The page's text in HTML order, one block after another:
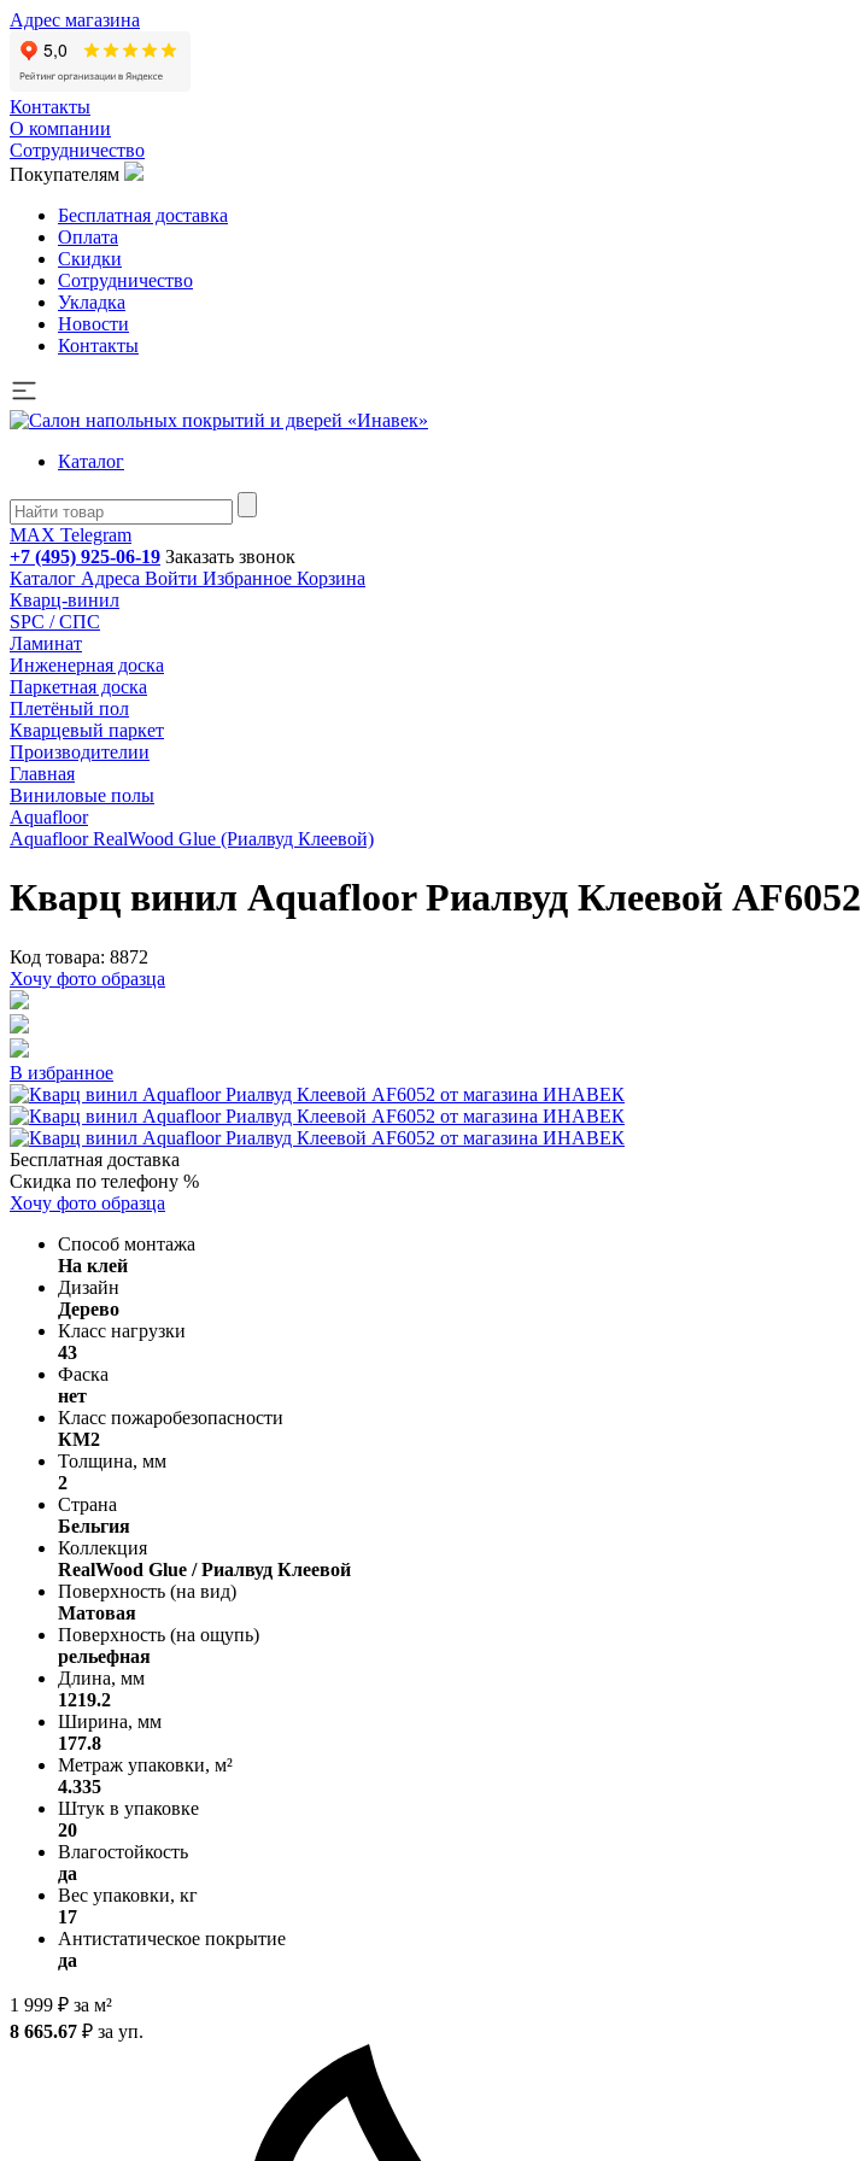
Адрес магазина
Контакты
О компании
Сотрудничество
Покупателям
Бесплатная доставка
Оплата
Скидки
Сотрудничество
Укладка
Новости
Контакты
Каталог
MAX Telegram
+7 (495) 925-06-19 Заказать звонок
Каталог Адреса Войти Избранное Корзина
Кварц-винил
SPC / СПС
Ламинат
Инженерная доска
Паркетная доска
Плетёный пол
Кварцевый паркет
Производителии
Главная
Виниловые полы
Aquafloor
Aquafloor RealWood Glue (Риалвуд Клеевой)
Кварц винил Aquafloor Риалвуд Клеевой AF6052
Код товара: 8872
Хочу фото образца
В избранное
Бесплатная доставка
Скидка по телефону %
Хочу фото образца
Способ монтажа
На клей
Дизайн
Дерево
Класс нагрузки
43
Фаска
нет
Класс пожаробезопасности
КМ2
Толщина, мм
2
Страна
Бельгия
Коллекция
RealWood Glue / Риалвуд Клеевой
Поверхность (на вид)
Матовая
Поверхность (на ощупь)
рельефная
Длина, мм
1219.2
Ширина, мм
177.8
Метраж упаковки, м²
4.335
Штук в упаковке
20
Влагостойкость
да
Вес упаковки, кг
17
Антистатическое покрытие
да
1 999 ₽ за м²
8 665.67 ₽ за уп.